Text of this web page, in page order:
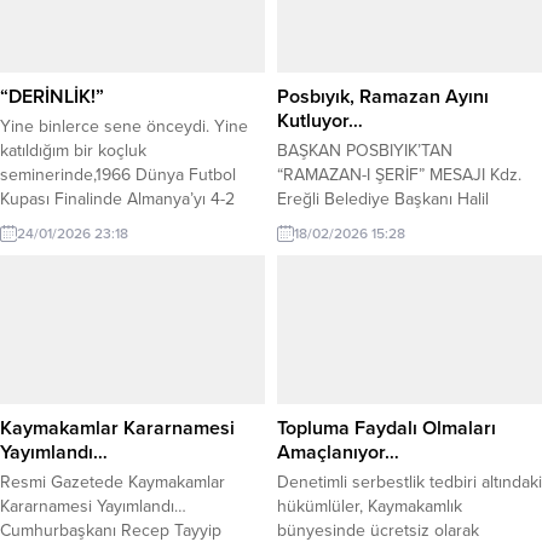
“DERİNLİK!”
Yine binlerce sene önceydi. Yine
katıldığım bir koçluk
seminerinde,1966 Dünya Futbol
Kupası Finalinde Almanya’yı 4-2
gibi “tartışmalı ancak tartışmasız” bir
şekilde yenen İngiltere’nin o
24/01/2026 23:18
Posbıyık, Ramazan Ayını
Kutluyor…
BAŞKAN POSBIYIK’TAN
“RAMAZAN-I ŞERİF” MESAJI Kdz.
Ereğli Belediye Başkanı Halil
Posbıyık, İslam âleminin Ramazan-ı
Şerife kavuşma sevincini
diledi. Başkan Posbıyık, yayınladığı
kutlama mesajında,...
18/02/2026 15:28
Kaymakamlar Kararnamesi
Yayımlandı…
Resmi Gazetede Kaymakamlar
Kararnamesi Yayımlandı…
Cumhurbaşkanı Recep Tayyip
Topluma Faydalı Olmaları
Amaçlanıyor…
Denetimli serbestlik tedbiri altındaki
hükümlüler, Kaymakamlık
bünyesinde ücretsiz olarak